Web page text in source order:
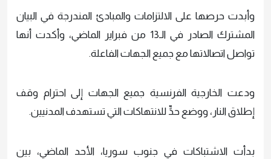
وأبدت حرصها على الالتزامات والمبادئ المندرجة في البيان
المشترك الصادر في الـ13 من فبراير الماضي، وأكدت أنها
تواصل اتصالاتها مع جميع الجهات الفاعلة.
ودعت الخارجية الفرنسية جميع الجهات إلى احترام وقف
إطلاق النار، ووضع حدٍّ للانتهاكات التي تستهدف المدنيين.
بدأت الاشتباكات في جنوب سوريا، الأحد الماضي، بين